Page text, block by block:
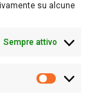
su alcune
Sempre attivo